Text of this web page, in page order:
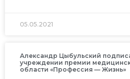
05.05.2021
Александр Цыбульский
учреждении премии
области «Профессия — Жизнь»